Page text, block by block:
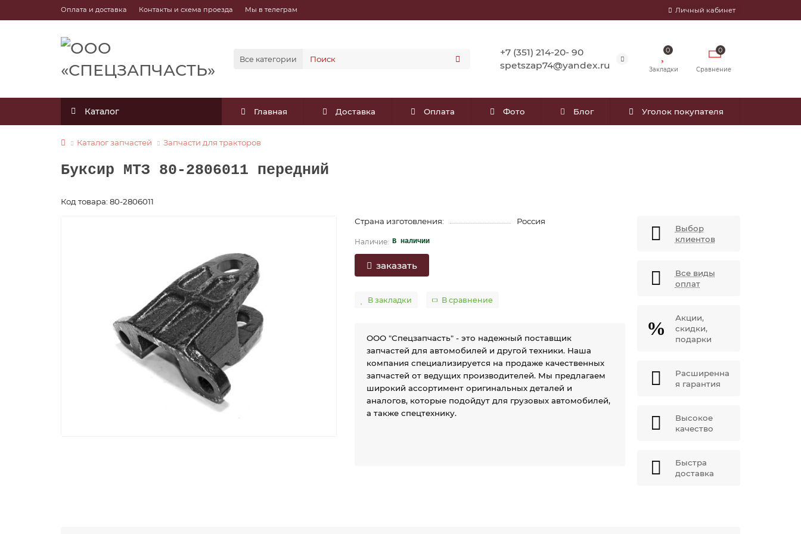
Оплата и доставка Контакты и схема проезда Мы в телеграм Личный кабинет
Все категории
+7 (351) 214-20- 90
spetszap74@yandex.ru
0
Закладки
0
Сравнение
Каталог Главная Доставка Оплата Фото Блог Уголок покупателя
Каталог запчастей Запчасти для тракторов
Буксир МТЗ 80-2806011 передний
Код товара: 80-2806011
Страна изготовления: Россия
В наличии
заказать
В закладки В сравнение
ООО "Спецзапчасть" - это надежный поставщик
запчастей для автомобилей и другой техники. Наша
компания специализируется на продаже качественных
запчастей от ведущих производителей. Мы предлагаем
широкий ассортимент оригинальных деталей и
аналогов, которые подойдут для грузовых автомобилей,
а также спецтехнику.
Выбор
клиентов
Все виды
оплат
Акции,
скидки,
подарки
Расширенна
я гарантия
Высокое
качество
Быстра
доставка